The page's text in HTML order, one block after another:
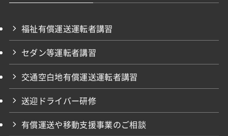
福祉有償運送運転者講習
セダン等運転者講習
交通空白地有償運送運転者講習
送迎ドライバー研修
有償運送や移動支援事業のご相談